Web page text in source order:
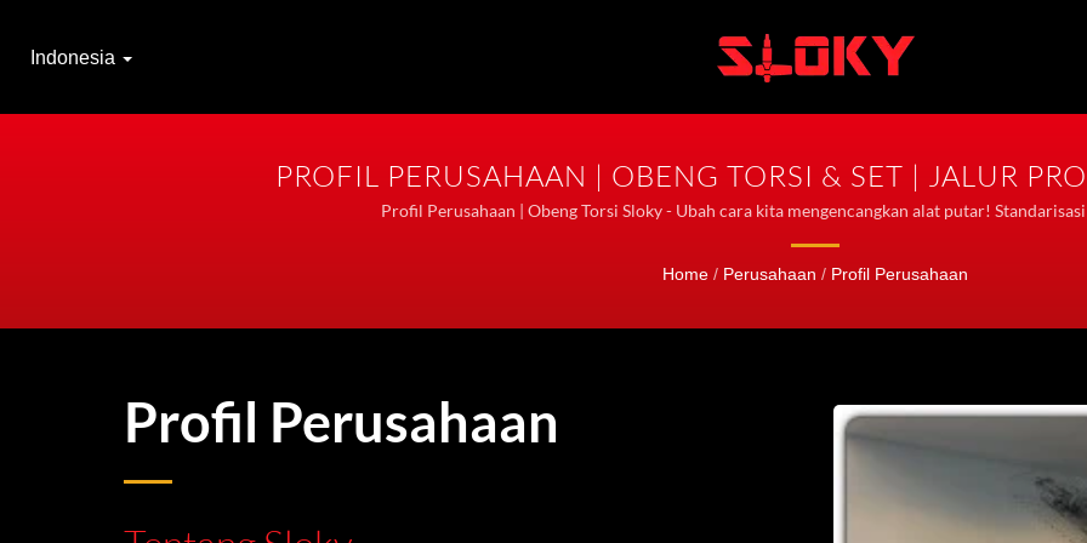
Indonesia
PROFIL PERUSAHAAN | OBENG TORSI & SET | JALUR
Profil Perusahaan | Obeng Torsi Sloky - Ubah cara kita mengencangkan alat putar!
Home / Perusahaan / Profil Perusahaan
Profil Perusahaan